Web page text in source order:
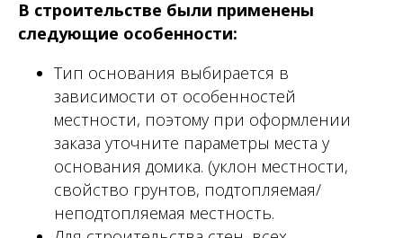
В строительстве были применены
следующие особенности:
Тип основания выбирается в
зависимости от особенностей
местности, поэтому при оформлении
заказа уточните параметры места у
основания домика. (уклон местности,
свойство грунтов, подтопляемая/
неподтопляемая местность.